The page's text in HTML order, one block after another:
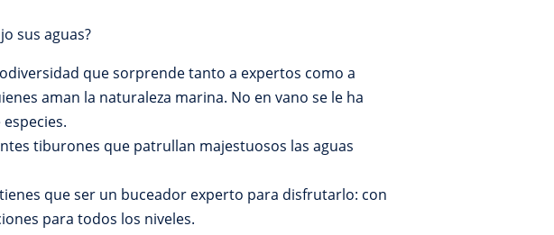
sus aguas?
que sorprende tanto a expertos como a
aman la naturaleza marina. No en vano se le ha
tiburones que patrullan majestuosos las aguas
que ser un buceador experto para disfrutarlo: con
para todos los niveles.